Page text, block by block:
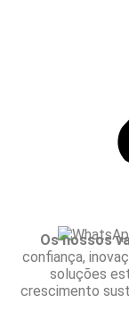
Os nossos
confiança,
soluções
crescimento